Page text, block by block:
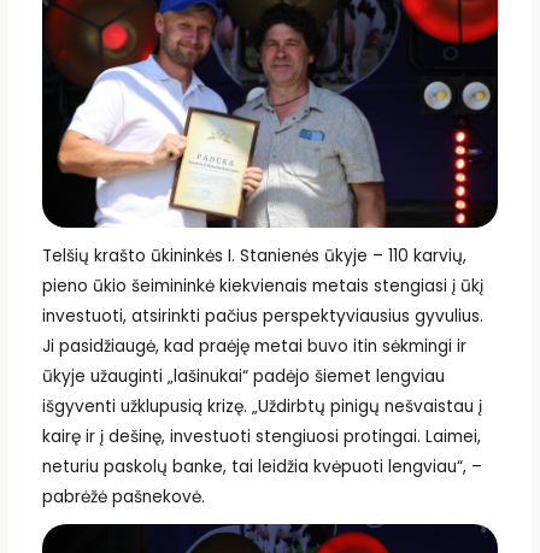
Telšių krašto ūkininkės I. Stanienės ūkyje – 110 karvių,
pieno ūkio šeimininkė kiekvienais metais stengiasi į ūkį
investuoti, atsirinkti pačius perspektyviausius gyvulius.
Ji pasidžiaugė, kad praėję metai buvo itin sėkmingi ir
ūkyje užauginti „lašinukai“ padėjo šiemet lengviau
išgyventi užklupusią krizę. „Uždirbtų pinigų nešvaistau į
kairę ir į dešinę, investuoti stengiuosi protingai. Laimei,
neturiu paskolų banke, tai leidžia kvėpuoti lengviau“, –
pabrėžė pašnekovė.